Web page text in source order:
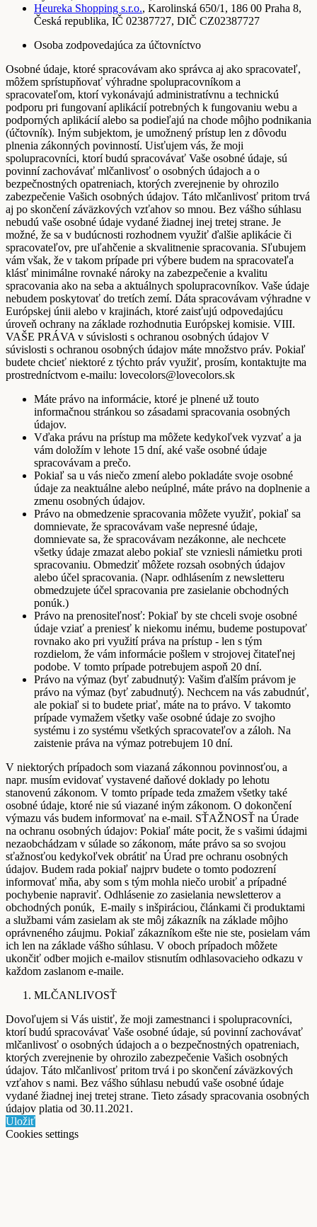
Heureka Shopping s.r.o., Karolinská 650/1, 186 00 Praha 8,
Česká republika, IČ 02387727, DIČ CZ02387727
Osoba zodpovedajúca za účtovníctvo
Osobné údaje, ktoré spracovávam ako správca aj ako spracovateľ,
môžem sprístupňovať výhradne spolupracovníkom a
spracovateľom, ktorí vykonávajú administratívnu a technickú
podporu pri fungovaní aplikácií potrebných k fungovaniu webu a
podporných aplikácií alebo sa podieľajú na chode môjho podnikania
(účtovník). Iným subjektom, je umožnený prístup len z dôvodu
plnenia zákonných povinností. Uisťujem vás, že moji
spolupracovníci, ktorí budú spracovávať Vaše osobné údaje, sú
povinní zachovávať mlčanlivosť o osobných údajoch a o
bezpečnostných opatreniach, ktorých zverejnenie by ohrozilo
zabezpečenie Vašich osobných údajov. Táto mlčanlivosť pritom trvá
aj po skončení záväzkových vzťahov so mnou. Bez vášho súhlasu
nebudú vaše osobné údaje vydané žiadnej inej tretej strane. Je
možné, že sa v budúcnosti rozhodnem využiť ďalšie aplikácie či
spracovateľov, pre uľahčenie a skvalitnenie spracovania. Sľubujem
vám však, že v takom prípade pri výbere budem na spracovateľa
klásť minimálne rovnaké nároky na zabezpečenie a kvalitu
spracovania ako na seba a aktuálnych spolupracovníkov. Vaše údaje
nebudem poskytovať do tretích zemí. Dáta spracovávam výhradne v
Európskej únii alebo v krajinách, ktoré zaisťujú odpovedajúcu
úroveň ochrany na základe rozhodnutia Európskej komisie. VIII.
VAŠE PRÁVA v súvislosti s ochranou osobných údajov V
súvislosti s ochranou osobných údajov máte množstvo práv. Pokiaľ
budete chcieť niektoré z týchto práv využiť, prosím, kontaktujte ma
prostredníctvom e-mailu: lovecolors@lovecolors.sk
Máte právo na informácie, ktoré je plnené už touto
informačnou stránkou so zásadami spracovania osobných
údajov.
Vďaka právu na prístup ma môžete kedykoľvek vyzvať a ja
vám doložím v lehote 15 dní, aké vaše osobné údaje
spracovávam a prečo.
Pokiaľ sa u vás niečo zmení alebo pokladáte svoje osobné
údaje za neaktuálne alebo neúplné, máte právo na doplnenie a
zmenu osobných údajov.
Právo na obmedzenie spracovania môžete využiť, pokiaľ sa
domnievate, že spracovávam vaše nepresné údaje,
domnievate sa, že spracovávam nezákonne, ale nechcete
všetky údaje zmazat alebo pokiaľ ste vzniesli námietku proti
spracovaniu. Obmedziť môžete rozsah osobných údajov
alebo účel spracovania. (Napr. odhlásením z newsletteru
obmedzujete účel spracovania pre zasielanie obchodných
ponúk.)
Právo na prenositeľnosť: Pokiaľ by ste chceli svoje osobné
údaje vziať a preniesť k niekomu inému, budeme postupovať
rovnako ako pri využití práva na prístup - len s tým
rozdielom, že vám informácie pošlem v strojovej čitateľnej
podobe. V tomto prípade potrebujem aspoň 20 dní.
Právo na výmaz (byť zabudnutý): Vašim ďalším právom je
právo na výmaz (byť zabudnutý). Nechcem na vás zabudnúť,
ale pokiaľ si to budete priať, máte na to právo. V takomto
prípade vymažem všetky vaše osobné údaje zo svojho
systému i zo systému všetkých spracovateľov a záloh. Na
zaistenie práva na výmaz potrebujem 10 dní.
V niektorých prípadoch som viazaná zákonnou povinnosťou, a
napr. musím evidovať vystavené daňové doklady po lehotu
stanovenú zákonom. V tomto prípade teda zmažem všetky také
osobné údaje, ktoré nie sú viazané iným zákonom. O dokončení
výmazu vás budem informovať na e-mail. SŤAŽNOSŤ na Úrade
na ochranu osobných údajov: Pokiaľ máte pocit, že s vašimi údajmi
nezaobchádzam v súlade so zákonom, máte právo sa so svojou
sťažnosťou kedykoľvek obrátiť na Úrad pre ochranu osobných
údajov. Budem rada pokiaľ najprv budete o tomto podozrení
informovať mňa, aby som s tým mohla niečo urobiť a prípadné
pochybenie napraviť. Odhlásenie zo zasielania newsletterov a
obchodných ponúk, E-maily s inšpiráciou, článkami či produktami
a službami vám zasielam ak ste môj zákazník na základe môjho
oprávneného záujmu. Pokiaľ zákazníkom ešte nie ste, posielam vám
ich len na základe vášho súhlasu. V oboch prípadoch môžete
ukončiť odber mojich e-mailov stisnutím odhlasovacieho odkazu v
každom zaslanom e-maile.
MLČANLIVOSŤ
Dovoľujem si Vás uistiť, že moji zamestnanci i spolupracovníci,
ktorí budú spracovávať Vaše osobné údaje, sú povinní zachovávať
mlčanlivosť o osobných údajoch a o bezpečnostných opatreniach,
ktorých zverejnenie by ohrozilo zabezpečenie Vašich osobných
údajov. Táto mlčanlivosť pritom trvá i po skončení záväzkových
vzťahov s nami. Bez vášho súhlasu nebudú vaše osobné údaje
vydané žiadnej inej tretej strane. Tieto zásady spracovania osobných
údajov platia od 30.11.2021.
Uložiť
Cookies settings